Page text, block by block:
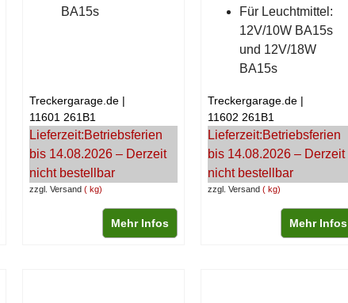
BA15s
zzgl. Versand kg
Treckergarage.de
11601 261B1
Lieferzeit:Betriebsferien
bis 14.08.2026 – Derzeit
nicht bestellbar
Mehr Infos
Für Leuchtmittel:
12V/10W BA15s
und 12V/18W
BA15s
zzgl. Versand kg
Treckergarage.de
11602 261B1
Lieferzeit:Betriebsferien
bis 14.08.2026 – Derzeit
nicht bestellbar
Mehr Infos